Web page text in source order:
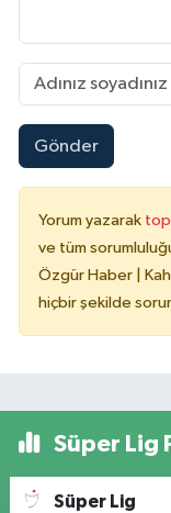
Gönder
Yorum yazarak
ve tüm
Özgür Haber |
hiçbir şekilde
Süper Lig
Süper Lig